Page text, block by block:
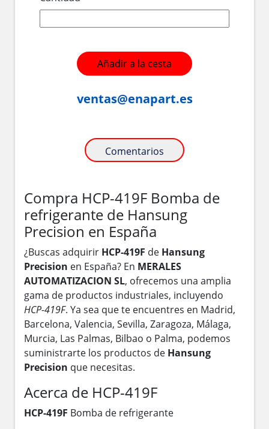
Añadir a la cesta
ventas@enapart.es
Comentarios
Compra HCP-419F Bomba de
refrigerante de Hansung
Precision en España
¿Buscas adquirir HCP-419F de Hansung
Precision en España? En MERALES
AUTOMATIZACION SL, ofrecemos una amplia
gama de productos industriales, incluyendo
HCP-419F. Ya sea que te encuentres en Madrid,
Barcelona, Valencia, Sevilla, Zaragoza, Málaga,
Murcia, Las Palmas, Bilbao o Palma, podemos
suministrarte los productos de Hansung
Precision que necesitas.
Acerca de HCP-419F
HCP-419F Bomba de refrigerante